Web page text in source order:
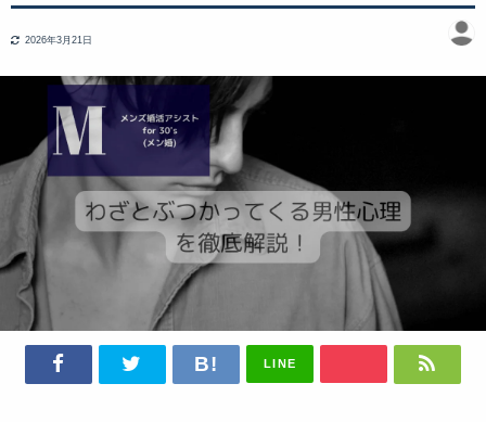
2026年3月21日
LINE